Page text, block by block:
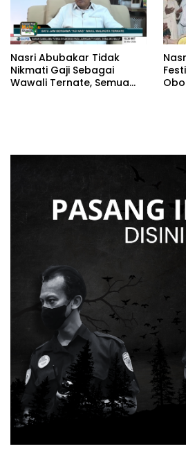
Nasri Abubakar Tidak
Nikmati Gaji Sebagai
Wawali Ternate, Semua